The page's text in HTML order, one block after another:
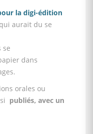
la digi-édition
qui aurait du se
se
dans
orales ou
publiés, avec un